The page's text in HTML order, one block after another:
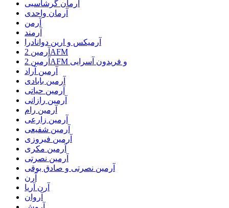
آرمان گرشاسبی
آرمان واحدی
آرمن
آرمند
آرمیکس و ارین دوانادرا
آرمین 2AFM
آرمین 2AFM و فریدون آسرایی
آرمین آراد
آرمین بابادی
آرمین حیاتی
آرمین رازانی
آرمین رام
آرمین زارعی
آرمین شفیعی
آرمین فیروزی
آرمین مکری
آرمین نصرتی
آرمین نصرتی و صادق بوقی
آرن
آرن آریا
آروان